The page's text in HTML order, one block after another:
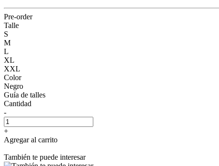
Pre-order
Talle
S
M
L
XL
XXL
Color
Negro
Guía de talles
Cantidad
-
+
Agregar al carrito
También te puede interesar